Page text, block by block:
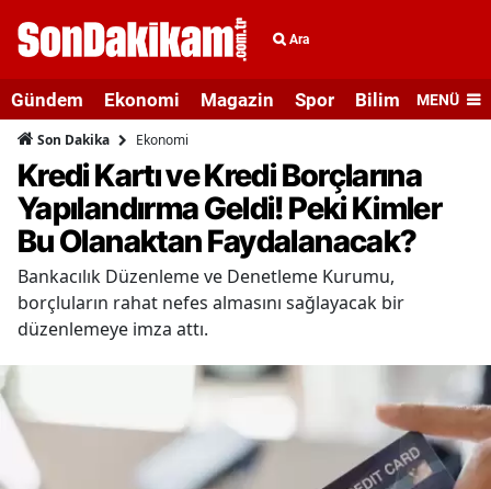
Ara
Gündem Ekonomi Magazin Spor Bilim veMENÜ
Son Dakika Ekonomi
Kredi Kartı ve Kredi Borçlarına
Yapılandırma Geldi! Peki Kimler
Bu Olanaktan Faydalanacak?
Bankacılık Düzenleme ve Denetleme Kurumu,
borçluların rahat nefes almasını sağlayacak bir
düzenlemeye imza attı.